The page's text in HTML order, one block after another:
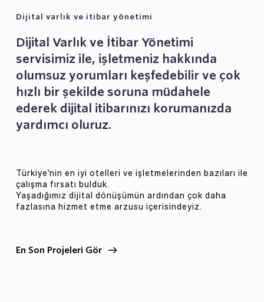
Dijital varlık ve itibar yönetimi
Dijital Varlık ve İtibar Yönetimi
servisimiz ile, işletmeniz hakkında
olumsuz yorumları keşfedebilir ve çok
hızlı bir şekilde soruna müdahele
ederek dijital itibarınızı korumanızda
yardımcı oluruz.
Türkiye'nin en iyi otelleri ve işletmelerinden bazıları ile
çalışma fırsatı bulduk.
Yaşadığımız dijital dönüşümün ardından çok daha
fazlasına hizmet etme arzusu içerisindeyiz.
En Son Projeleri Gör